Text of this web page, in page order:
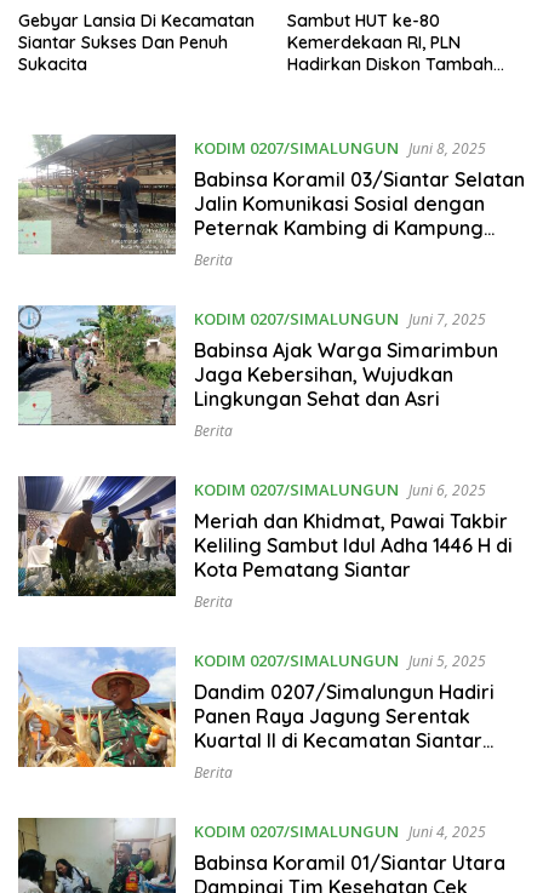
Gebyar Lansia Di Kecamatan
Siantar Sukses Dan Penuh
Sukacita
Sambut HUT ke-80
Kemerdekaan RI, PLN
Hadirkan Diskon Tambah
KODIM 0207/SIMALUNGUN Juni 8, 2025
Babinsa Koramil 03/Siantar Selatan
Jalin Komunikasi Sosial dengan
Peternak Kambing di Kampung
Kruis
Berita
KODIM 0207/SIMALUNGUN Juni 7, 2025
Babinsa Ajak Warga Simarimbun
Jaga Kebersihan, Wujudkan
Lingkungan Sehat dan Asri
Berita
KODIM 0207/SIMALUNGUN Juni 6, 2025
Meriah dan Khidmat, Pawai Takbir
Keliling Sambut Idul Adha 1446 H di
Kota Pematang Siantar
Berita
KODIM 0207/SIMALUNGUN Juni 5, 2025
Dandim 0207/Simalungun Hadiri
Panen Raya Jagung Serentak
Kuartal II di Kecamatan Siantar
Martoba
Berita
KODIM 0207/SIMALUNGUN Juni 4, 2025
Babinsa Koramil 01/Siantar Utara
Dampingi Tim Kesehatan Cek